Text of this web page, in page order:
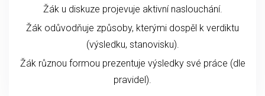
Žák u diskuze projevuje aktivní naslouchání.
Žák odůvodňuje způsoby, kterými dospěl k verdiktu
(výsledku, stanovisku).
Žák různou formou prezentuje výsledky své práce (dle
pravidel).